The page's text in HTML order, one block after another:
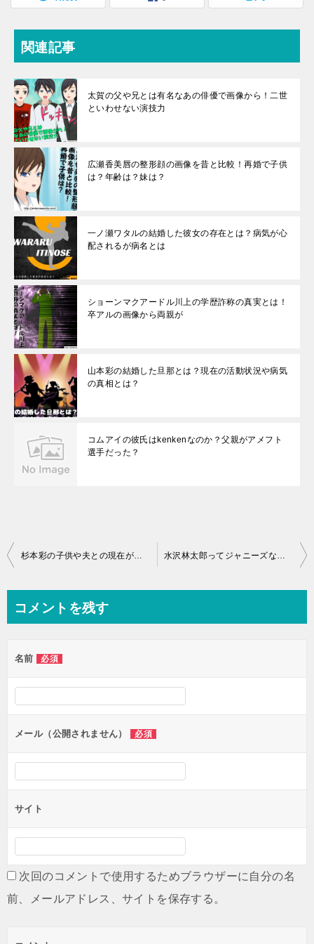
関連記事
太賀の父や兄とは有名なあの俳優で画像から！二世
といわせない演技力
広瀬香美唇の整形顔の画像を昔と比較！再婚で子供
は？年齢は？妹は？
一ノ瀬ワタルの結婚した彼女の存在とは？病気が心
配されるが病名とは
ショーンマクアードル川上の学歴詐称の真実とは！
卒アルの画像から両親が
山本彩の結婚した旦那とは？現在の活動状況や病気
の真相とは？
コムアイの彼氏はkenkenなのか？父親がアメフト
選手だった？
投
ビ
ー
シ
ン
杉本彩の子供や夫との現在がやばいと噂の真相とは？壮絶な生い立ちが！ 水沢林太郎ってジャニーズなの？大学や本名の真相とは？父親や母親が
コメントを残す
名前 必須
メール（公開されません） 必須
サイト
次回のコメントで使用するためブラウザーに自分の名
前、メールアドレス、サイトを保存する。